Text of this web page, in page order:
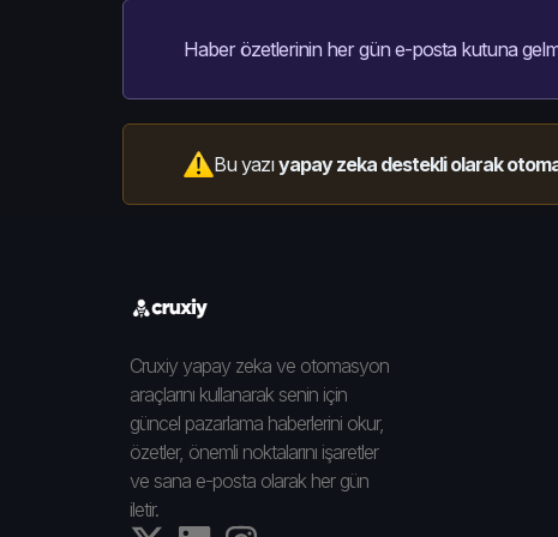
Haber özetlerinin her gün e-posta kutuna
Bu yazıyapay zeka destekli olarak
Cruxiy yapay zeka ve otomasyon
araçlarını kullanarak senin için
güncel pazarlama haberlerini okur,
özetler, önemli noktalarını işaretler
ve sana e-posta olarak her gün
iletir.